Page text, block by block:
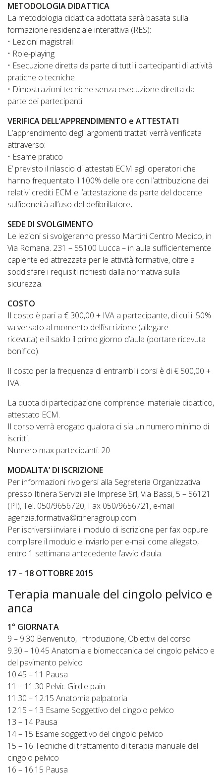
METODOLOGIA DIDATTICA
La metodologia didattica adottata sarà basata sulla
formazione residenziale interattiva (RES):
• Lezioni magistrali
• Role-playing
• Esecuzione diretta da parte di tutti i partecipanti di attività
pratiche o tecniche
• Dimostrazioni tecniche senza esecuzione diretta da
parte dei partecipanti
VERIFICA DELL’APPRENDIMENTO e ATTESTATI
L’apprendimento degli argomenti trattati verrà verificata
attraverso:
• Esame pratico
E’ previsto il rilascio di attestati ECM agli operatori che
hanno frequentato il 100% delle ore con l’attribuzione dei
relativi crediti ECM e l’attestazione da parte del docente
sull’idoneità all’uso del defibrillatore.
SEDE DI SVOLGIMENTO
Le lezioni si svolgeranno presso Martini Centro Medico, in
Via Romana. 231 – 55100 Lucca – in aula sufficientemente
capiente ed attrezzata per le attività formative, oltre a
soddisfare i requisiti richiesti dalla normativa sulla
sicurezza.
COSTO
Il costo è pari a € 300,00 + IVA a partecipante, di cui il 50%
va versato al momento dell’iscrizione (allegare
ricevuta) e il saldo il primo giorno d’aula (portare ricevuta
bonifico).
Il costo per la frequenza di entrambi i corsi è di € 500,00 +
IVA.
La quota di partecipazione comprende: materiale didattico,
attestato ECM.
Il corso verrà erogato qualora ci sia un numero minimo di
iscritti.
Numero max partecipanti: 20
MODALITA’ DI ISCRIZIONE
Per informazioni rivolgersi alla Segreteria Organizzativa
presso Itinera Servizi alle Imprese Srl, Via Bassi, 5 – 56121
(PI), Tel. 050/9656720, Fax 050/9656721, e-mail
agenzia.formativa@itineragroup.com.
Per iscriversi inviare il modulo di iscrizione per fax oppure
compilare il modulo e inviarlo per e-mail come allegato,
entro 1 settimana antecedente l’avvio d’aula.
17 – 18 OTTOBRE 2015
Terapia manuale del cingolo pelvico e
anca
1° GIORNATA
9 – 9.30 Benvenuto, Introduzione, Obiettivi del corso
9.30 – 10.45 Anatomia e biomeccanica del cingolo pelvico e
del pavimento pelvico
10.45 – 11 Pausa
11 – 11.30 Pelvic Girdle pain
11.30 – 12.15 Anatomia palpatoria
12.15 – 13 Esame Soggettivo del cingolo pelvico
13 – 14 Pausa
14 – 15 Esame soggettivo del cingolo pelvico
15 – 16 Tecniche di trattamento di terapia manuale del
cingolo pelvico
16 – 16.15 Pausa